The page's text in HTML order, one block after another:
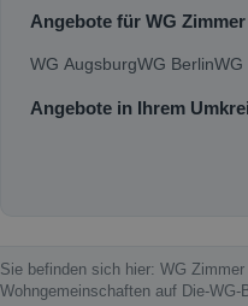
Angebote für WG
WG AugsburgWG BerlinWG
Angebote in Ihrem
Sie befinden sich hier: WG
Wohngemeinschaften auf Die-WG-